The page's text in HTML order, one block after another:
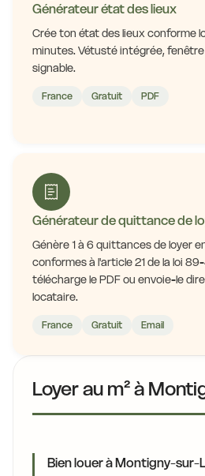
Générateur état des lieux
Crée ton état des lieux conforme
minutes. Vétusté intégrée, fenêtre
signable.
France Gratuit PDF
Générateur de quittance de
Génère 1 à 6 quittances de loyer
conformes à l'article 21 de la loi
télécharge le PDF ou envoie-le
locataire.
France Gratuit Email
Loyer au m² à
Bien louer à Montigny-sur-